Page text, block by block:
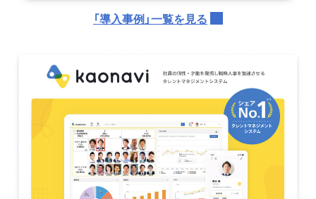
「導入事例」一覧を見る